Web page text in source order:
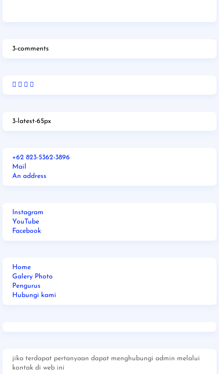
3-comments
3-latest-65px
+62 823-5362-3896
Mail
An address
Instagram
YouTube
Facebook
Home
Galery Photo
Pengurus
Hubungi kami
jika terdapat pertanyaan dapat menghubungi admin melalui
kontak di web ini